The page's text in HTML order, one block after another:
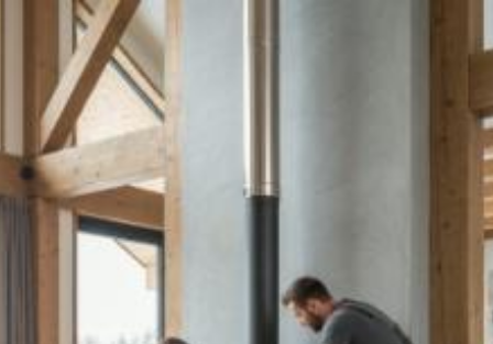
Quanto costa
installare stufa a
Campobasso? Prezzi e
tariffe 2026